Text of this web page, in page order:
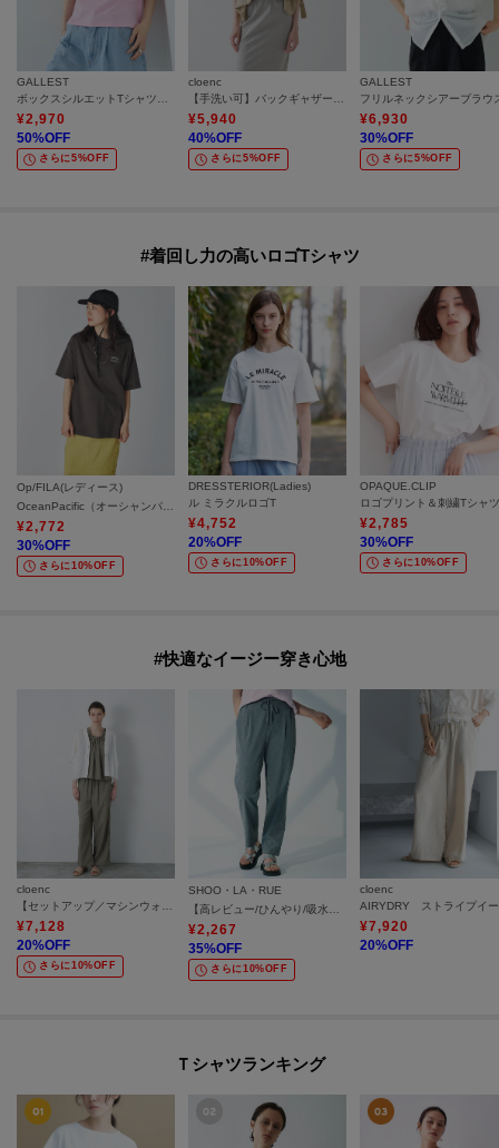
GALLEST
ボックスシルエットTシャツ【接触冷感】
¥2,970
50%OFF
さらに5%OFF
cloenc
【手洗い可】バックギャザールーズシャツ
¥5,940
40%OFF
さらに5%OFF
GALLEST
フリルネックシアーブラウ
¥6,930
30%OFF
さらに5%OFF
#着回し力の高いロゴTシャツ
Op/FILA(レディース)
¥2,772
30%OFF
さらに10%OFF
DRESSTERIOR(Ladies)
ル ミラクルロゴT
¥4,752
20%OFF
さらに10%OFF
OPAQUE.CLIP
¥2,785
30%OFF
さらに10%OFF
#快適なイージー穿き心地
cloenc
【セットアップ／マシンウォッシュ】ナイロンワッシャーイージーパンツ
¥7,128
20%OFF
さらに10%OFF
SHOO・LA・RUE
【高レビュー/ひんやり/吸水速乾/洗濯機可/S-3L】さらさらで軽い穿き心地 さらかるイージーパンツ
¥2,267
35%OFF
さらに10%OFF
cloenc
¥7,920
20%OFF
Ｔシャツランキング